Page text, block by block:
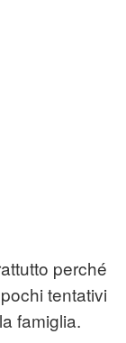
perché
tentativi
famiglia.